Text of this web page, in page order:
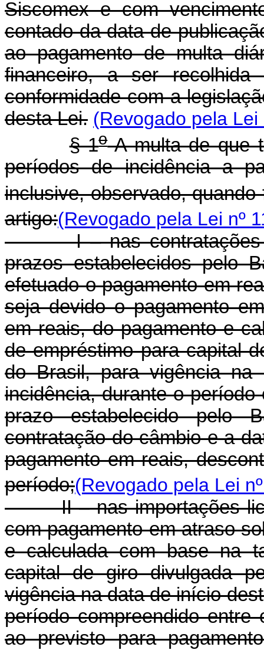
Siscomex e com
contado da data de
ao pagamento de multa
financeiro, a ser
conformidade com a
desta Lei. (Revogado pela
§ 1oA multa de que
períodos de incidência a
inclusive, observado,
artigo:(Revogado pela Lei nº
I – nas contratações de
prazos estabelecidos pelo
efetuado o pagamento em
seja devido o pagamento
em reais, do pagamento e
de empréstimo para capital
do Brasil, para vigência
incidência, durante o
prazo estabelecido pelo
contratação do câmbio e a
pagamento em reais,
período;(Revogado pela Lei
II – nas importações
com pagamento em atraso
e calculada com base na
capital de giro divulgada
vigência na data de início
período compreendido
ao previsto para